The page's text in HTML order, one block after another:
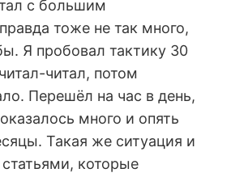
с большим
тоже не так много,
Я пробовал тактику 30
читал, потом
Перешёл на час в день,
много и опять
Такая же ситуация и
которые